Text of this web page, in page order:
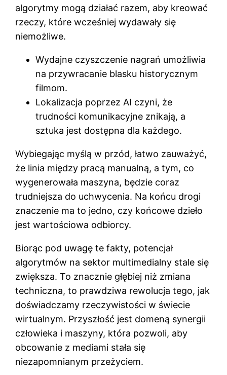
algorytmy mogą działać razem, aby kreować
rzeczy, które wcześniej wydawały się
niemożliwe.
Wydajne czyszczenie nagrań umożliwia
na przywracanie blasku historycznym
filmom.
Lokalizacja poprzez AI czyni, że
trudności komunikacyjne znikają, a
sztuka jest dostępna dla każdego.
Wybiegając myślą w przód, łatwo zauważyć,
że linia między pracą manualną, a tym, co
wygenerowała maszyna, będzie coraz
trudniejsza do uchwycenia. Na końcu drogi
znaczenie ma to jedno, czy końcowe dzieło
jest wartościowa odbiorcy.
Biorąc pod uwagę te fakty, potencjał
algorytmów na sektor multimedialny stale się
zwiększa. To znacznie głębiej niż zmiana
techniczna, to prawdziwa rewolucja tego, jak
doświadczamy rzeczywistości w świecie
wirtualnym. Przyszłość jest domeną synergii
człowieka i maszyny, która pozwoli, aby
obcowanie z mediami stała się
niezapomnianym przeżyciem.